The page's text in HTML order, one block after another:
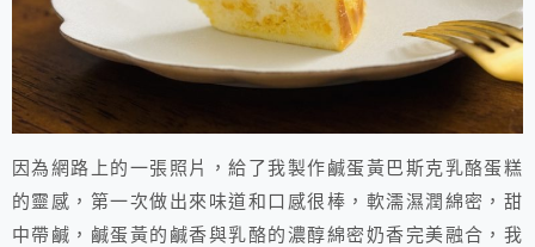
因為網路上的一張照片，給了我製作鹹蛋黃巴斯克乳酪蛋糕
的靈感，第一次做出來味道和口感很棒，軟濡濕潤綿密，甜
中帶鹹，鹹蛋黃的鹹香與乳酪的濃醇綿密奶香完美融合，我